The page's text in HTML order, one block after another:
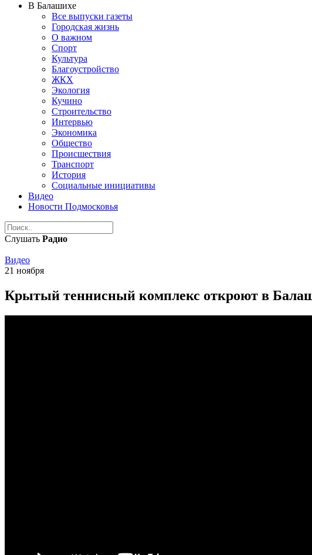
В Балашихе
Все выпуски газеты
Городская жизнь
О важном
Спорт
Культура
Благоустройство
ЖКХ
Экология
Кучино
Строительство
Интервью
Экономика
Общество
Происшествия
Транспорт
История
Социальные инициативы
Видео
Новости Подмосковья
Слушать Радио
Видео
21 ноября
Крытый теннисный комплекс откроют в